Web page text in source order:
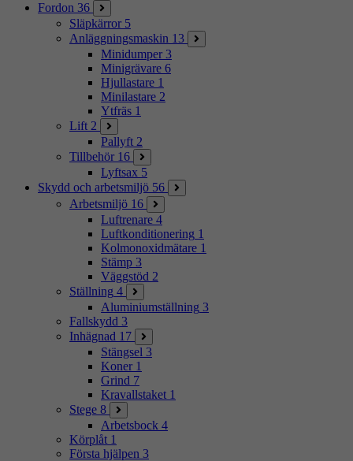
Fordon 36
Släpkärror 5
Anläggningsmaskin 13
Minidumper 3
Minigrävare 6
Hjullastare 1
Minilastare 2
Ytfräs 1
Lift 2
Pallyft 2
Tillbehör 16
Lyftsax 5
Skydd och arbetsmiljö 56
Arbetsmiljö 16
Luftrenare 4
Luftkonditionering 1
Kolmonoxidmätare 1
Stämp 3
Väggstöd 2
Ställning 4
Aluminiumställning 3
Fallskydd 3
Inhägnad 17
Stängsel 3
Koner 1
Grind 7
Kravallstaket 1
Stege 8
Arbetsbock 4
Körplåt 1
Första hjälpen 3